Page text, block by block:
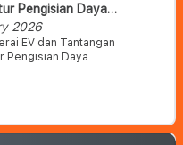
Pengisian Daya
2026
EV dan Tantangan
Pengisian Daya